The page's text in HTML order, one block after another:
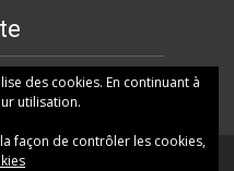
des cookies. En continuant à
utilisation.
façon de contrôler les cookies,